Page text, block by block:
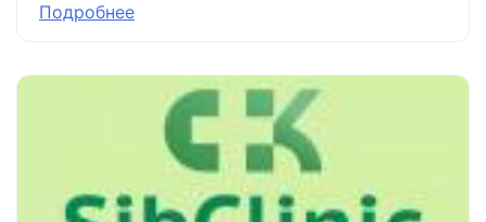
Подробнее